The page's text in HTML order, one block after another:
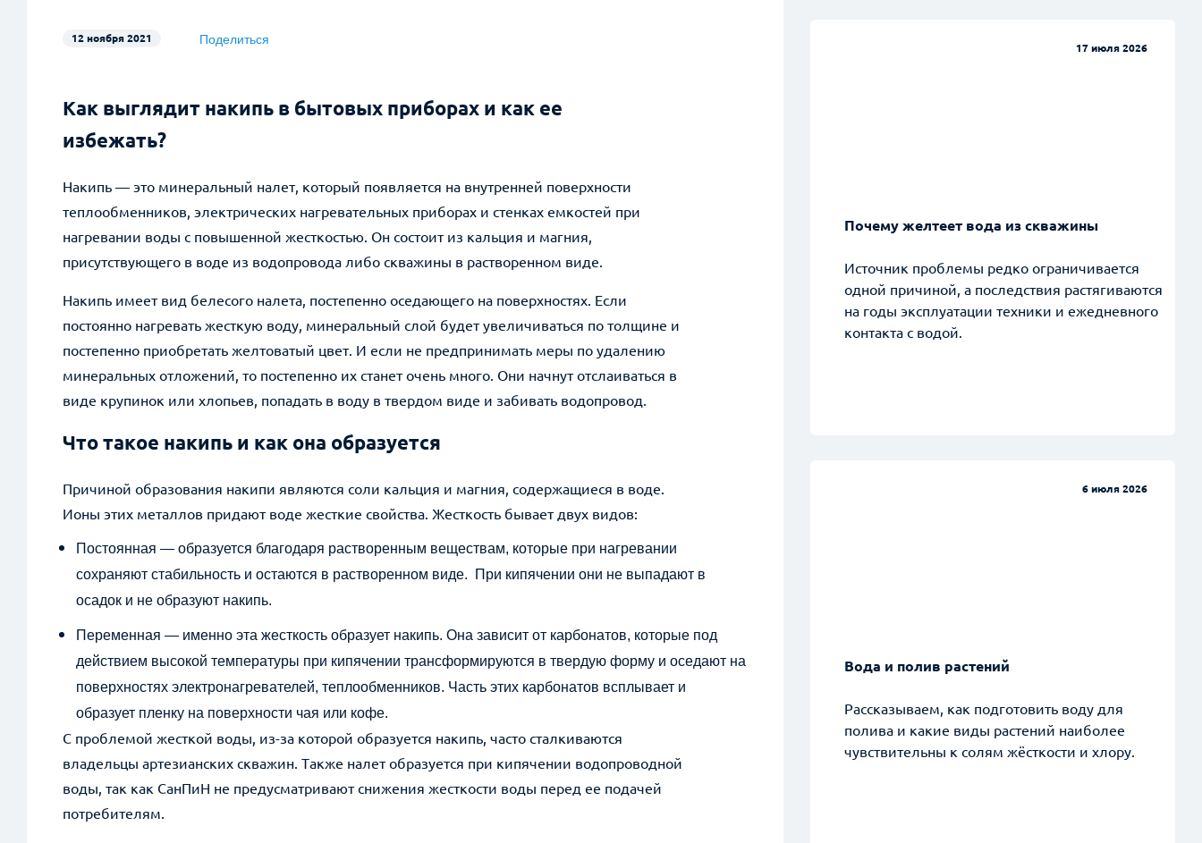
12 ноября 2021
Поделиться
WhatsApp
Twitter
Как выглядит накипь в бытовых приборах и как ее
избежать?
Накипь — это минеральный налет, который появляется на внутренней поверхности
теплообменников, электрических нагревательных приборах и стенках емкостей при
нагревании воды с повышенной жесткостью. Он состоит из кальция и магния,
присутствующего в воде из водопровода либо скважины в растворенном виде.
Накипь имеет вид белесого налета, постепенно оседающего на поверхностях. Если
постоянно нагревать жесткую воду, минеральный слой будет увеличиваться по толщине и
постепенно приобретать желтоватый цвет. И если не предпринимать меры по удалению
минеральных отложений, то постепенно их станет очень много. Они начнут отслаиваться в
виде крупинок или хлопьев, попадать в воду в твердом виде и забивать водопровод.
Что такое накипь и как она образуется
Причиной образования накипи являются соли кальция и магния, содержащиеся в воде.
Ионы этих металлов придают воде жесткие свойства. Жесткость бывает двух видов:
Постоянная — образуется благодаря растворенным веществам, которые при нагревании
сохраняют стабильность и остаются в растворенном виде. При кипячении они не выпадают в
осадок и не образуют накипь.
Переменная — именно эта жесткость образует накипь. Она зависит от карбонатов, которые под
действием высокой температуры при кипячении трансформируются в твердую форму и оседают на
поверхностях электронагревателей, теплообменников. Часть этих карбонатов всплывает и
образует пленку на поверхности чая или кофе.
С проблемой жесткой воды, из-за которой образуется накипь, часто сталкиваются
владельцы артезианских скважин. Также налет образуется при кипячении водопроводной
воды, так как СанПиН не предусматривают снижения жесткости воды перед ее подачей
потребителям.
17 июля 2026
Почему желтеет вода из скважины
Источник проблемы редко ограничивается
одной причиной, а последствия растягиваются
на годы эксплуатации техники и ежедневного
контакта с водой.
6 июля 2026
Вода и полив растений
Рассказываем, как подготовить воду для
полива и какие виды растений наиболее
чувствительны к солям жёсткости и хлору.